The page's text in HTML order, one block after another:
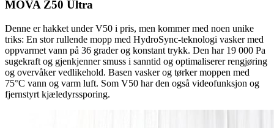
MOVA Z50 Ultra
Denne er hakket under V50 i pris, men kommer med noen unike
triks: En stor rullende mopp med HydroSync-teknologi vasker med
oppvarmet vann på 36 grader og konstant trykk. Den har 19 000 Pa
sugekraft og gjenkjenner smuss i sanntid og optimaliserer rengjøring
og overvåker vedlikehold. Basen vasker og tørker moppen med
75°C vann og varm luft. Som V50 har den også videofunksjon og
fjernstyrt kjæledyrssporing.